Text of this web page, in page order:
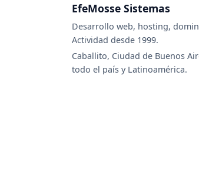
EfeMosse Sistemas
Desarrollo web, hosting,
Actividad desde 1999.
Caballito, Ciudad de Buenos
todo el país y Latinoamérica.